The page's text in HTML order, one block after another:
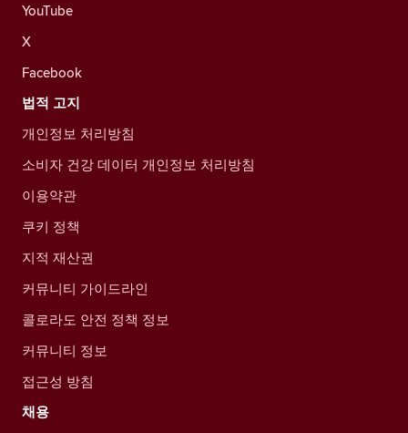
YouTube
X
Facebook
법적 고지
개인정보 처리방침
소비자 건강 데이터 개인정보 처리방침
이용약관
쿠키 정책
지적 재산권
커뮤니티 가이드라인
콜로라도 안전 정책 정보
커뮤니티 정보
접근성 방침
채용